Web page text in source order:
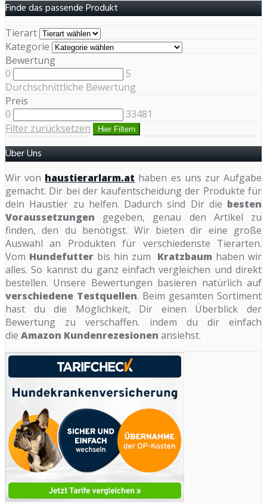
Finde das passende Produkt
Tierart
Kategorie
Bewertung
0
5
Durchschnittliche Bewertung
Preis
0
33481
Filter zurücksetzen
Hier Filtern
Über Uns
Wir von haustierarlarm.at haben es uns zur Aufgabe
gemacht. Dir bei der kaufentscheidung der Produkte für
dein Haustier zu helfen. Dadurch sind Dir die besten
Voraussetzungen gegeben, genau den Artikel zu
finden, den du benötigst. Wir bieten dir eine große
Auswahl an Produkten für verschiedenste Tierarten.
Vom Hundefutter bis hin zum Kratzbaum haben wir
alles. So kannst du ganz einfach vergleichen und direkt
bestellen. Unsere Bewertungen basieren natürlich auf
verschiedene Testquellen. Beim gesamten Sortiment
hast du die Möglichkeit, Dir einen Überblick der
Bewertung zu verschaffen. indem du dir einfach
die Amazon Kundenrezesionen ansiehst.